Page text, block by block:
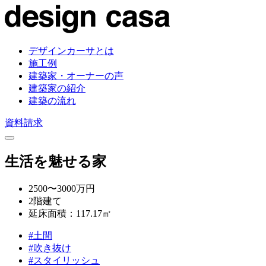
デザインカーサとは
施工例
建築家・オーナーの声
建築家の紹介
建築の流れ
資料請求
生活を魅せる家
2500〜3000万円
2階建て
延床面積：117.17㎡
#土間
#吹き抜け
#スタイリッシュ